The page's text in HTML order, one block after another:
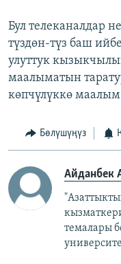
Бул телеканалдар
түздөн-түз баш
улуттук
маалыматын
көпчүлүккө
Бөлүшүңүз
Айданбек
темалары